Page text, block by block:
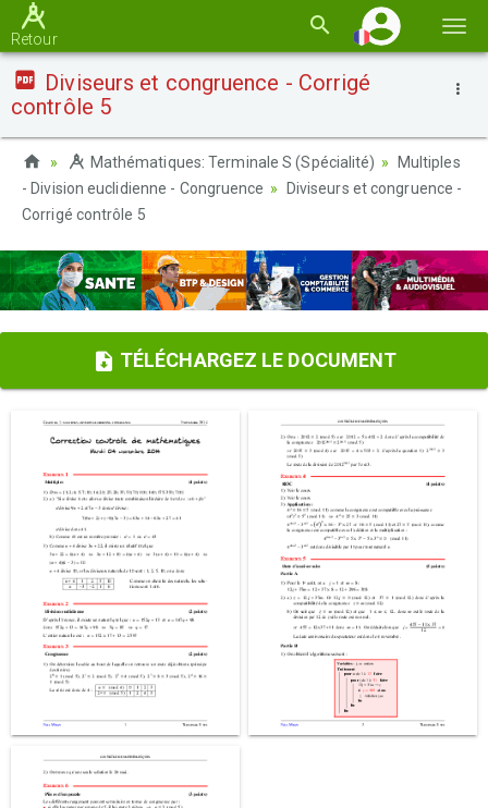
la
Retour
Diviseurs et congruence - Corrigé
contrôle 5
Mathématiques: Terminale S (Spécialité)
Multiples
- Division euclidienne - Congruence
Diviseurs et congruence -
Corrigé contrôle 5
TÉLÉCHARGEZ LE DOCUMENT